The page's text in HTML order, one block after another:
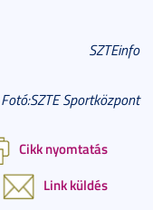
SZTEinfo
Fotó:SZTE Sportközpont
Cikk nyomtatás
Link küldés